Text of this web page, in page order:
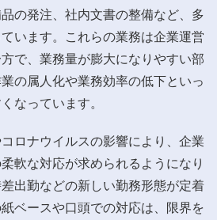
の発注、社内文書の整備など、多
います。これらの業務は企業運営
で、業務量が膨大になりやすい部
の属人化や業務効率の低下といっ
なっています。
ロナウイルスの影響により、企業
軟な対応が求められるようになり
出勤などの新しい勤務形態が定着
ベースや口頭での対応は、限界を